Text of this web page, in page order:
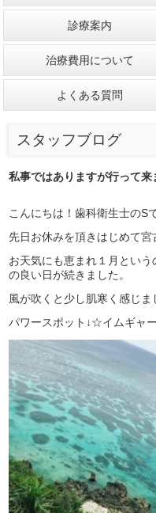
診療案内
治療費用について
よくある質問
スタッフブログ
私事ではありますが行って来
こんにちは！歯科衛生士のS
先日お休みを頂きはじめて宮
お天気にも恵まれ１月とい
の良い日が続きました。
風が吹くと少し肌寒く感じま
パワースポット↓☆イムギャ